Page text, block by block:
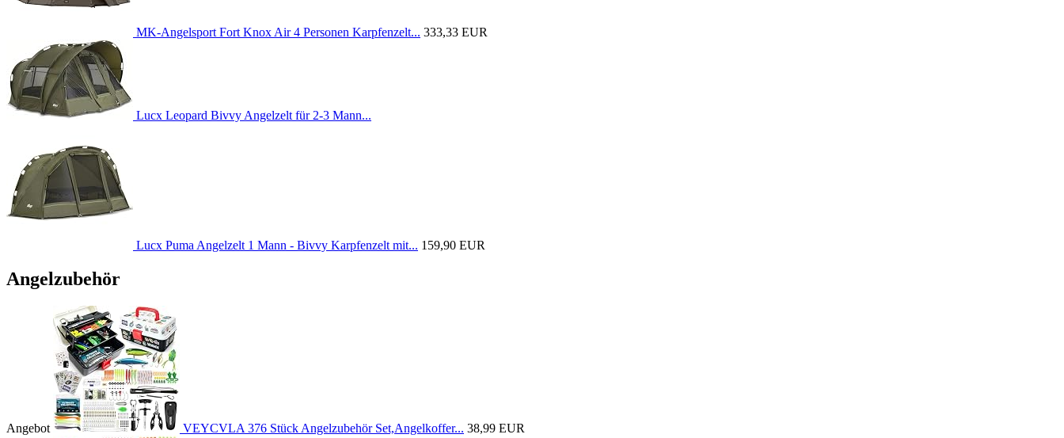
MK-Angelsport Fort Knox Air 4 Personen Karpfenzelt... 333,33 EUR
Lucx Leopard Bivvy Angelzelt für 2-3 Mann...
Lucx Puma Angelzelt 1 Mann - Bivvy Karpfenzelt mit... 159,90 EUR
Angelzubehör
Angebot VEYCVLA 376 Stück Angelzubehör Set,Angelkoffer... 38,99 EUR